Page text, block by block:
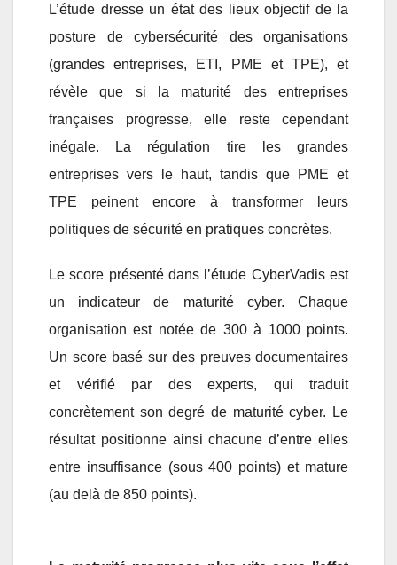
L’étude dresse un état des lieux objectif de la
posture de cybersécurité des organisations
(grandes entreprises, ETI, PME et TPE), et
révèle que si
la maturité des entreprises
françaises progresse, elle reste cependant
inégale. La régulation tire les grandes
entreprises vers le haut, tandis que PME et
TPE peinent encore à transformer leurs
politiques de sécurité en pratiques concrètes.
Le score présenté dans l’étude CyberVadis est
un indicateur de maturité cyber. Chaque
organisation est notée de 300 à 1000 points.
Un score basé sur des preuves documentaires
et vérifié par des experts, qui traduit
concrètement son degré de maturité cyber. Le
résultat positionne ainsi chacune d’entre elles
entre insuffisance (sous 400 points) et mature
(au delà de 850 points).